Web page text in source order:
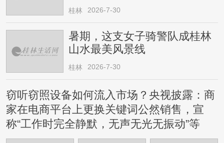
桂林 2026-7-30
暑期，这支女子骑警队成桂林
山水最美风景线
桂林 2026-7-30
窃听窃照设备如何流入市场？央视披露：商
家在电商平台上更换关键词公然销售，宣
称“工作时完全静默，无声无光无振动”等